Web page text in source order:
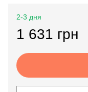
2-3 дня
1 631 грн